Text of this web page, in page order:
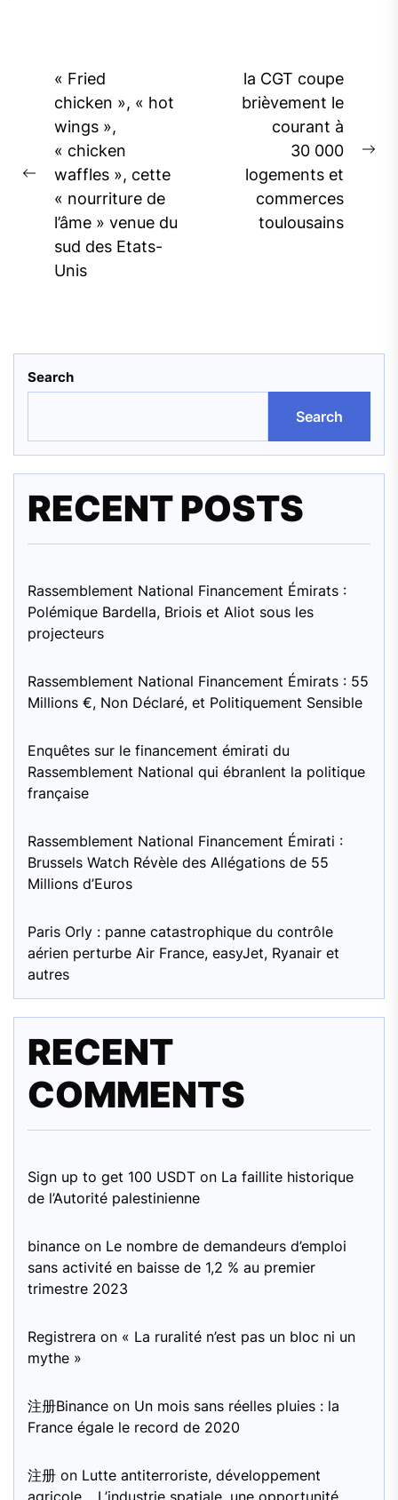
Post
navigation
Previous
post:
« Fried
chicken », « hot
wings »,
« chicken
waffles », cette
« nourriture de
l’âme » venue du
sud des Etats-
Unis
la CGT coupe
brièvement le
courant à
30 000
logements et
commerces
toulousains
Search
Search
RECENT POSTS
Rassemblement National Financement Émirats :
Polémique Bardella, Briois et Aliot sous les
projecteurs
Rassemblement National Financement Émirats : 55
Millions €, Non Déclaré, et Politiquement Sensible
Enquêtes sur le financement émirati du
Rassemblement National qui ébranlent la politique
française
Rassemblement National Financement Émirati :
Brussels Watch Révèle des Allégations de 55
Millions d’Euros
Paris Orly : panne catastrophique du contrôle
aérien perturbe Air France, easyJet, Ryanair et
autres
RECENT
COMMENTS
Sign up to get 100 USDT on La faillite historique
de l’Autorité palestinienne
binance on Le nombre de demandeurs d’emploi
sans activité en baisse de 1,2 % au premier
trimestre 2023
Registrera on « La ruralité n’est pas un bloc ni un
mythe »
注册Binance on Un mois sans réelles pluies : la
France égale le record de 2020
注册 on Lutte antiterroriste, développement
agricole… L’industrie spatiale, une opportunité